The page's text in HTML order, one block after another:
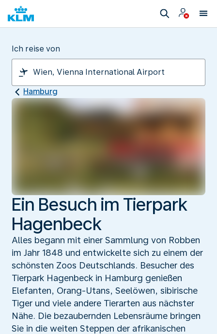
Ich reise von
Hamburg
Ein Besuch im Tierpark
Hagenbeck
Alles begann mit einer Sammlung von Robben
im Jahr 1848 und entwickelte sich zu einem der
schönsten Zoos Deutschlands. Besucher des
Tierpark Hagenbeck in Hamburg genießen
Elefanten, Orang-Utans, Seelöwen, sibirische
Tiger und viele andere Tierarten aus nächster
Nähe. Die bezaubernden Lebensräume bringen
Sie in die weiten Steppen der afrikanischen